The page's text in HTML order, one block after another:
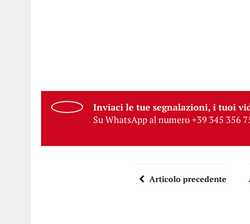
Inviaci le tue segnalazioni, i tuoi
Su WhatsApp al numero +39 345 356
Articolo precedente